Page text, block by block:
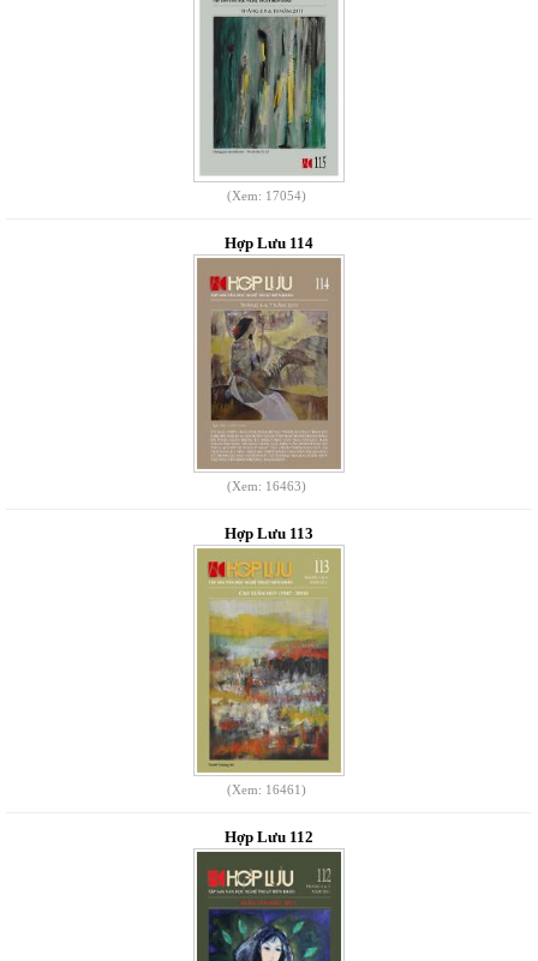
(Xem: 17054)
Hợp Lưu 114
(Xem: 16463)
Hợp Lưu 113
(Xem: 16461)
Hợp Lưu 112